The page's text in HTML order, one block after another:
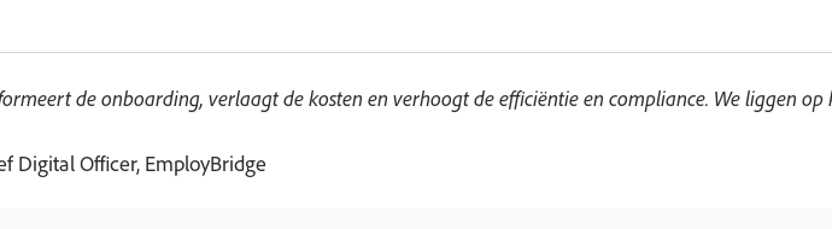
de onboarding, verlaagt de kosten en verhoogt de efficiëntie en compliance. We liggen
Digital Officer, EmployBridge